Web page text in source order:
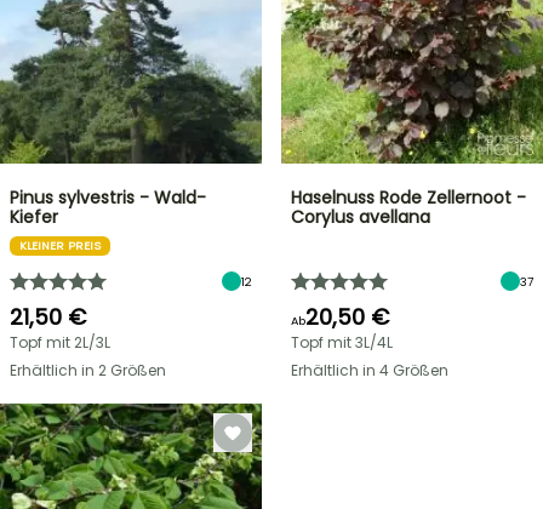
Pinus sylvestris - Wald-
Kiefer
KLEINER PREIS
12
21,50 €
Topf mit 2L/3L
Erhältlich in 2 Größen
Haselnuss Rode Zellernoot -
Corylus avellana
37
Ab20,50 €
Topf mit 3L/4L
Erhältlich in 4 Größen